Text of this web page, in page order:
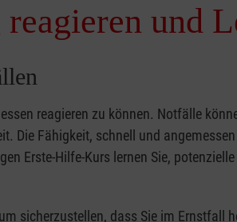
und
reagieren zu können. Notfälle
Die Fähigkeit, schnell und
Erste-Hilfe-Kurs lernen Sie, potenzielle
sicherzustellen, dass Sie im Ernstfall